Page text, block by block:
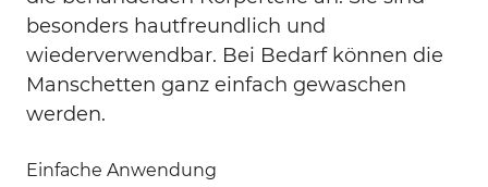
besonders hautfreundlich und
wiederverwendbar. Bei Bedarf können die
Manschetten ganz einfach gewaschen
werden.
Einfache Anwendung